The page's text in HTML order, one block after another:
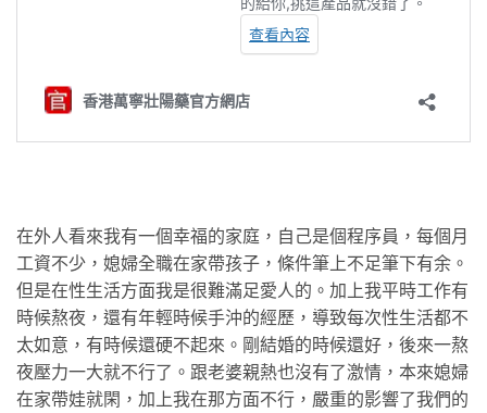
在外人看來我有一個幸福的家庭，自己是個程序員，每個月
工資不少，媳婦全職在家帶孩子，條件筆上不足筆下有余。
但是在性生活方面我是很難滿足愛人的。加上我平時工作有
時候熬夜，還有年輕時候手沖的經歷，導致每次性生活都不
太如意，有時候還硬不起來。剛結婚的時候還好，後來一熬
夜壓力一大就不行了。跟老婆親熱也沒有了激情，本來媳婦
在家帶娃就閑，加上我在那方面不行，嚴重的影響了我們的